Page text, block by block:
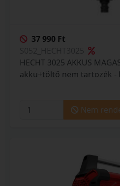
37 990 Ft
HECHT 3025 AKKUS
akku+töltő nem tartozék -
Nem